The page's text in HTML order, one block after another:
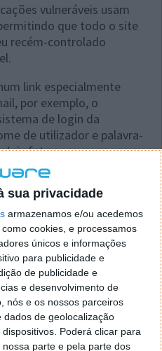
sua privacidade
armazenamos e/ou acedemos
cookies, e processamos
únicos e informações
para publicidade e
de publicidade e
e desenvolvimento de
nós e os nossos parceiros
de geolocalização
Poderá clicar para
parte e pela parte dos
vulneráveis ​​usam
que todo o site
recém-controlado
link especialmente
por exemplo, o
de login da
de utilizador e palavra-
fatores, se